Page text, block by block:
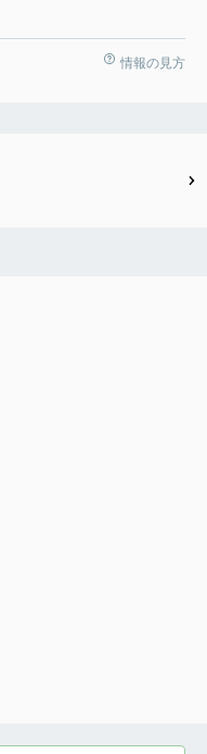
情報の見方